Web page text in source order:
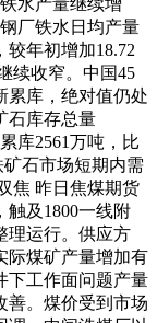
水产量继续增
厂铁水日均产量
较年初增加18.72
续收窄。中国45
累库，绝对值仍处
石库存总量
库2561万吨，比
石市场短期内需
焦 昨日焦煤期货
触及1800一线附
理运行。供应方
际煤矿产量增加有
下工作面问题产量
善。煤价受到市场